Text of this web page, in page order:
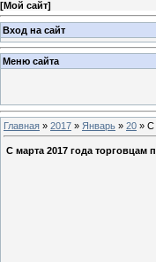
[Мой сайт]
Вход на сайт
Меню сайта
Главная » 2017 » Январь » 20 » С
С марта 2017 года торговцам